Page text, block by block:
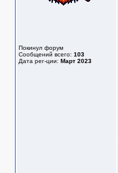
Покинул форум
Сообщений всего: 103
Дата рег-ции: Март 2023